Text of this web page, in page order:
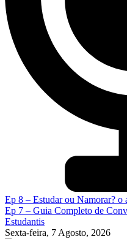
Ep 8 – Estudar ou Namorar? o
Ep 7 – Guia Completo de
Estudantis
Sexta-feira, 7 Agosto, 2026